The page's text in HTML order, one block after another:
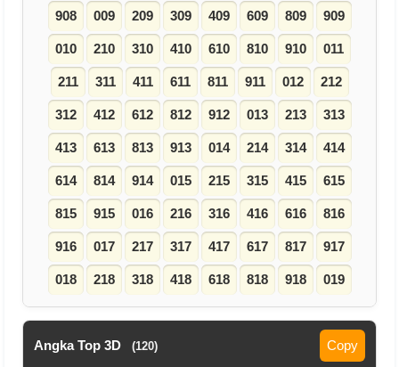
908 009 209 309 409 609 809 909
010 210 310 410 610 810 910 011
211 311 411 611 811 911 012 212
312 412 612 812 912 013 213 313
413 613 813 913 014 214 314 414
614 814 914 015 215 315 415 615
815 915 016 216 316 416 616 816
916 017 217 317 417 617 817 917
018 218 318 418 618 818 918 019
Angka Top 3D (120) Copy